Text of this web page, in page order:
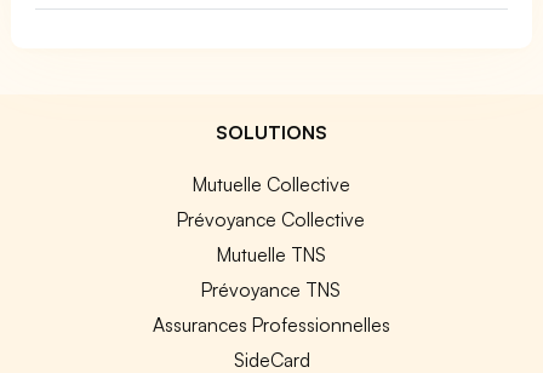
SOLUTIONS
Mutuelle Collective
Prévoyance Collective
Mutuelle TNS
Prévoyance TNS
Assurances Professionnelles
SideCard